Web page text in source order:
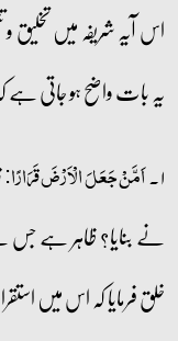
اس آیہ شریفہ میں
یہ بات واضح ہو جاتی ہے
۱۔ اَمَّنۡ جَعَلَ الۡاَرۡضَ قَرَارًا:
نے بنایا؟ ظاہر ہے جس
خلق فرمایا کہ اس میں